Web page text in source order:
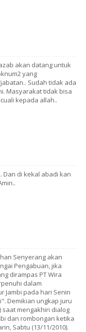
akan datang untuk
yang
Sudah tidak ada
Masyarakat tidak bisa
kepada allah..
Dan di kekal abadi kan
Senyerang akan
Pengabuan, jika
dirampas PT Wira
dalam
Jambi pada hari Senin
Demikian ungkap juru
saat mengakhiri dialog
dan rombongan ketika
Sabtu (13/11/2010).